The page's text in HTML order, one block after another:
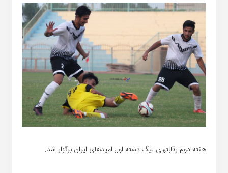
هفته دوم رقابتهای لیگ دسته اول امیدهای ایران برگزار شد.